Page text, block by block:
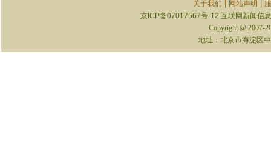
关于我们 网站声明
京ICP备07017567号-12 互联网新闻信
Copyright @ 2007-
地址：北京市海淀区